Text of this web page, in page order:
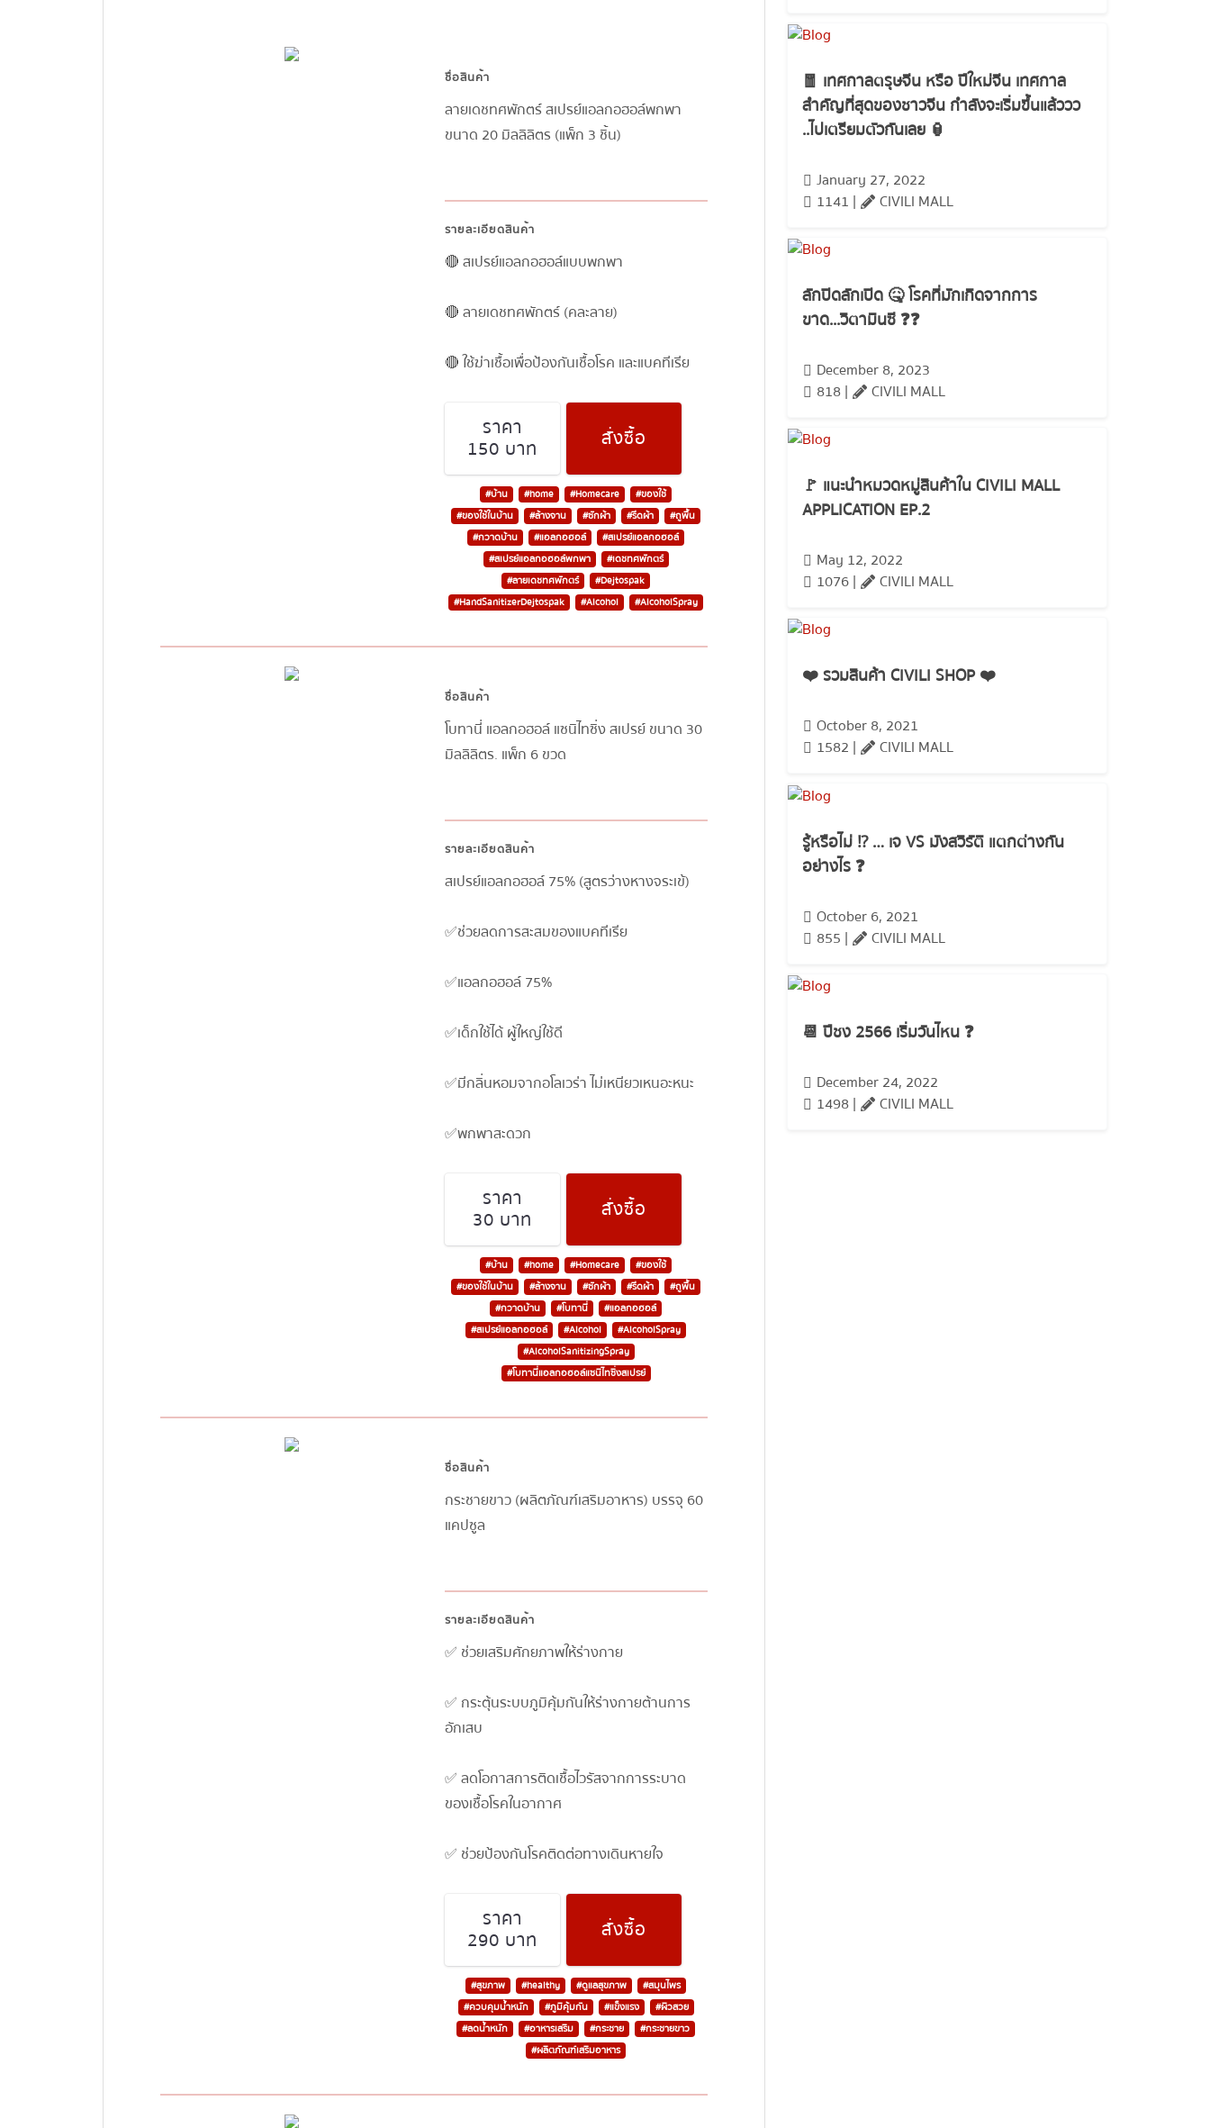
ชื่อสินค้า
ลายเดชทศพักตร์ สเปรย์แอลกอฮอล์พกพา
ขนาด 20 มิลลิลิตร (แพ็ก 3 ชิ้น)
รายละเอียดสินค้า
🔴 สเปรย์แอลกอฮอล์แบบพกพา
🔴 ลายเดชทศพักตร์ (คละลาย)
🔴 ใช้ฆ่าเชื้อเพื่อป้องกันเชื้อโรค และแบคทีเรีย
ราคา
150 บาท สั่งซื้อ
#บ้าน #home #Homecare
#ของใช้
#ของใช้ในบ้าน
#ล้างจาน #ซักผ้า #รีดผ้า
#ถูพื้น
#กวาดบ้าน
#แอลกอฮอล์
#สเปรย์แอลกอฮอล์
#สเปรย์แอลกอฮอล์พกพา
#เดชทศพักตร์
#ลายเดชทศพักตร์
#Dejtospak
#HandSanitizerDejtospak
#Alcohol #AlcoholSpray
ชื่อสินค้า
โบทานี่ แอลกอฮอล์ แซนิไทซิ่ง สเปรย์ ขนาด 30
มิลลิลิตร. แพ็ก 6 ขวด
รายละเอียดสินค้า
สเปรย์แอลกอฮอล์ 75% (สูตรว่างหางจระเข้)
✅ช่วยลดการสะสมของแบคทีเรีย
✅แอลกอฮอล์ 75%
✅เด็กใช้ได้ ผู้ใหญ่ใช้ดี
✅มีกลิ่นหอมจากอโลเวร่า ไม่เหนียวเหนอะหนะ
✅พกพาสะดวก
ราคา
30 บาท สั่งซื้อ
#บ้าน #home #Homecare
#ของใช้
#ของใช้ในบ้าน
#ล้างจาน #ซักผ้า #รีดผ้า
#ถูพื้น
#กวาดบ้าน
#โบทานี่
#แอลกอฮอล์
#สเปรย์แอลกอฮอล์
#Alcohol
#AlcoholSpray
#AlcoholSanitizingSpray
#โบทานี่แอลกอฮอล์แซนิไทซิ่งสเปรย์
ชื่อสินค้า
กระชายขาว (ผลิตภัณฑ์เสริมอาหาร) บรรจุ 60
แคปซูล
รายละเอียดสินค้า
✅ ช่วยเสริมศักยภาพให้ร่างกาย
✅ กระตุ้นระบบภูมิคุ้มกันให้ร่างกายต้านการ
อักเสบ
✅ ลดโอกาสการติดเชื้อไวรัสจากการระบาด
ของเชื้อโรคในอากาศ
✅ ช่วยป้องกันโรคติดต่อทางเดินหายใจ
ราคา
290 บาท สั่งซื้อ
#สุขภาพ #healthy #ดูแลสุขภาพ
#สมุนไพร
#ควบคุมน้ำหนัก
#ภูมิคุ้มกัน #แข็งแรง
#ผิวสวย
#ลดน้ำหนัก
#อาหารเสริม #กระชาย
#กระชายขาว
#ผลิตภัณฑ์เสริมอาหาร
🧧 เทศกาลตรุษจีน หรือ ปีใหม่จีน เทศกาล
สำคัญที่สุดของชาวจีน กำลังจะเริ่มขึ้นแล้ววว
..ไปเตรียมตัวกันเลย 🏮
January 27, 2022
1141 |
CIVILI MALL
ลักปิดลักเปิด 🤒 โรคที่มักเกิดจากการ
ขาด...วิตามินซี ❓❓
December 8, 2023
818 |
CIVILI MALL
🚩 แนะนำหมวดหมู่สินค้าใน CIVILI MALL
APPLICATION EP.2
May 12, 2022
1076 |
CIVILI MALL
❤️ รวมสินค้า CIVILI SHOP ❤️
October 8, 2021
1582 |
CIVILI MALL
รู้หรือไม่ ⁉️ … เจ VS มังสวิรัติ แตกต่างกัน
อย่างไร ❓
October 6, 2021
855 |
CIVILI MALL
📆 ปีชง 2566 เริ่มวันไหน ❓
December 24, 2022
1498 |
CIVILI MALL